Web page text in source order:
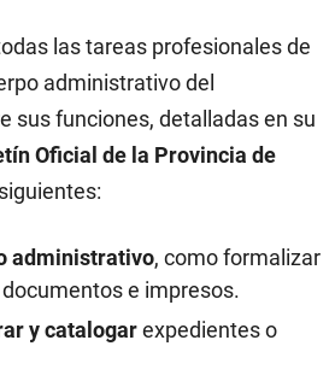
las tareas profesionales de
administrativo del
sus funciones, detalladas en su
Oficial de la Provincia de
administrativo, como formalizar
e impresos.
y catalogarexpedientes o